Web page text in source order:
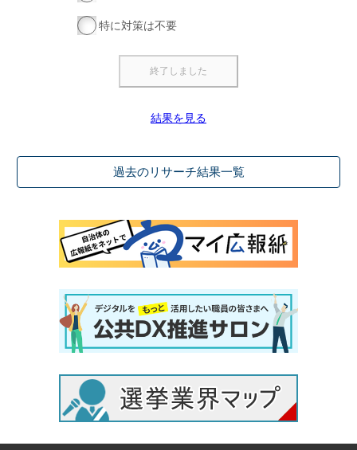
特に対策は不要
結果を見る
過去のリサーチ結果一覧